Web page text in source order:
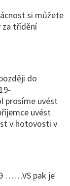
si můžete
za třídění
do
prosíme uvést
uvést
v hotovosti v
……VS pak je